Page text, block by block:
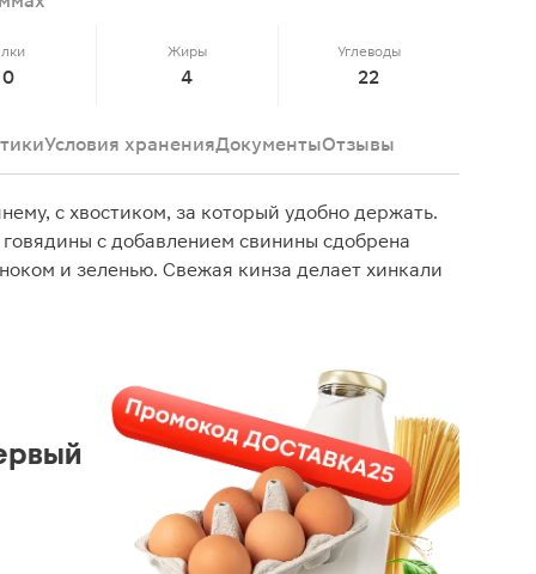
Жиры
4
Углеводы
22
Условия храненияДокументыОтзывы
с хвостиком, за который удобно держать.
с добавлением свинины сдобрена
и зеленью. Свежая кинза делает хинкали